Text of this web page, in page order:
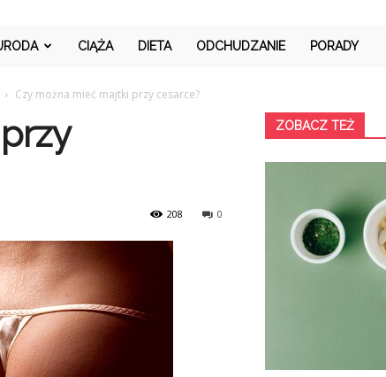
CIĄŻA DIETA ODCHUDZANIE PORADY
Czy można mieć majtki przy cesarce?
0
208
ZOBACZ TEŻ